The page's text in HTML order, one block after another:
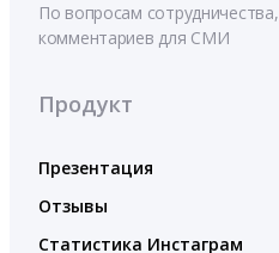
По вопросам сотрудничества,
комментариев для СМИ
Продукт
Презентация
Отзывы
Статистика Инстаграм